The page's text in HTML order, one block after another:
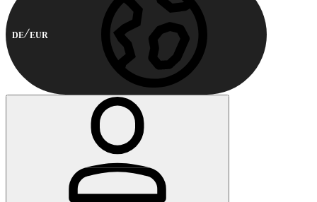
DE EUR